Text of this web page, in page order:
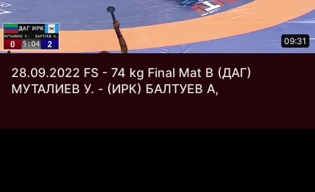
09:31
28.09.2022 FS - 74 kg Final Mat В (ДАГ)
МУТАЛИЕВ У. - (ИРК) БАЛТУЕВ А,